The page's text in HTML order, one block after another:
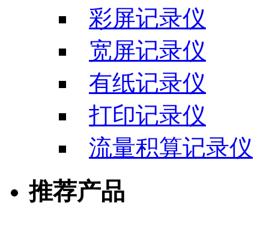
彩屏记录仪
宽屏记录仪
有纸记录仪
打印记录仪
流量积算记录仪
推荐产品